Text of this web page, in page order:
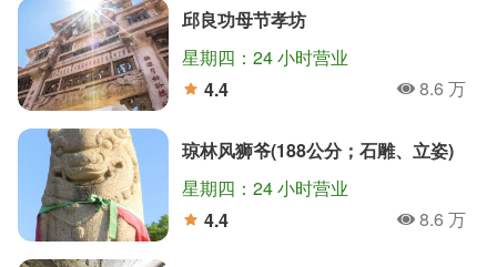
邱良功母节孝坊
星期四：24 小时营业
4.4
人氣8.6 万
琼林风狮爷(188公分；石雕、立姿)
星期四：24 小时营业
4.4
人氣8.6 万